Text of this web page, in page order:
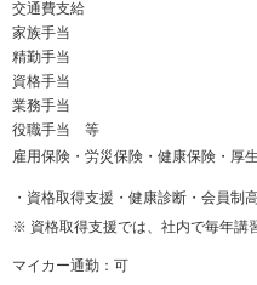
交通費支給
家族手当
精勤手当
資格手当
業務手当
役職手当 等
雇用保険・労災保険・健康保険・厚
・資格取得支援・健康診断・会員
※ 資格取得支援では、社内で毎年講
マイカー通勤：可